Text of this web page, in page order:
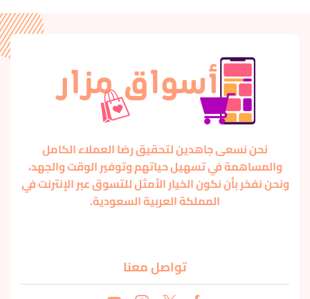
نحن نسعى جاهدين لتحقيق رضا العملاء الكامل
والمساهمة في تسهيل حياتهم وتوفير الوقت والجهد،
ونحن نفخر بأن نكون الخيار الأمثل للتسوق عبر الإنترنت في
المملكة العربية السعودية.
تواصل معنا